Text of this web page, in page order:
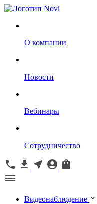
О компании
Новости
Вебинары
Сотрудничество
Видеонаблюдение